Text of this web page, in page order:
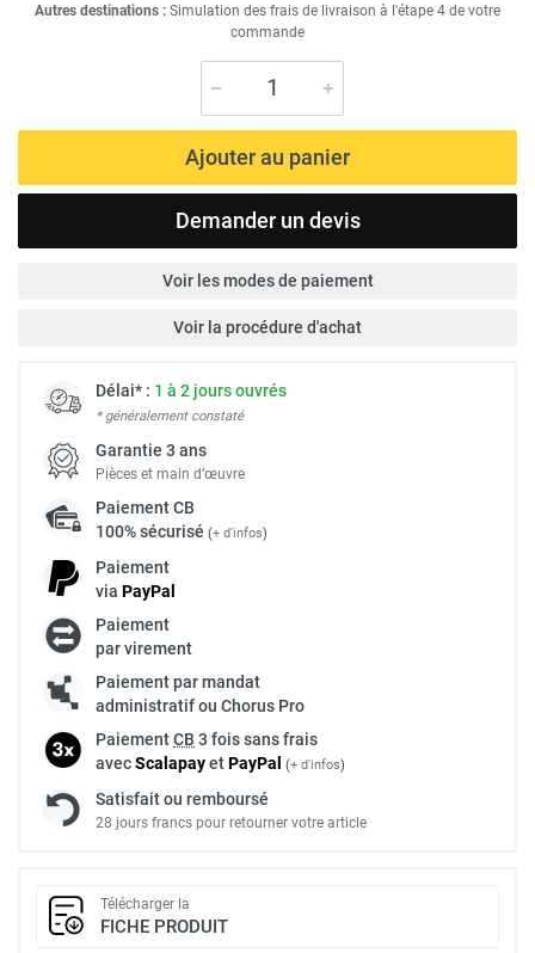
Autres destinations : Simulation des frais de livraison à l'étape 4 de votre
commande
Ajouter au panier
Demander un devis
Voir les modes de paiement
Voir la procédure d'achat
Délai* : 1 à 2 jours ouvrés
* généralement constaté
Garantie 3 ans
Pièces et main d’œuvre
PaiementCB
100% sécurisé (+ d'infos)
Paiement
via PayPal
Paiement
par virement
Paiement par mandat
administratif ou Chorus Pro
PaiementCB 3 fois sans frais
avecScalapayetPayPal (+ d'infos)
Satisfait ou remboursé
28 jours francs pour retourner votre article
Télécharger la
FICHE PRODUIT